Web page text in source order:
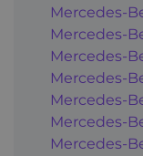
Mercedes-
Mercedes-
Mercedes-
Mercedes-
Mercedes-
Mercedes-
Mercedes-